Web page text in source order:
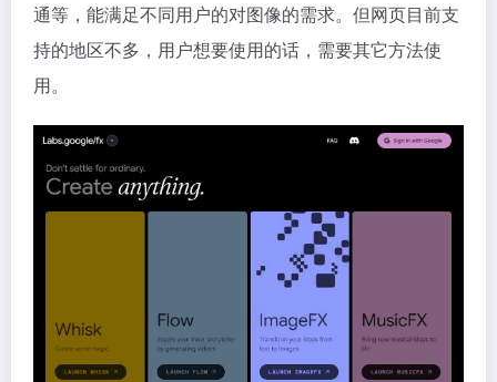
通等，能满足不同用户的对图像的需求。但网页目前支
持的地区不多，用户想要使用的话，需要其它方法使
用。